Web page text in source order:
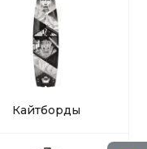
Кайтборды